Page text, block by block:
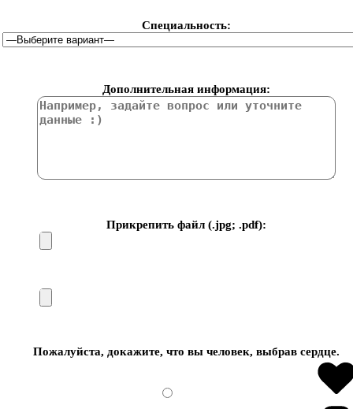
Специальность:
Дополнительная информация:
Прикрепить файл (.jpg; .pdf):
Пожалуйста, докажите, что вы человек, выбравсердце.